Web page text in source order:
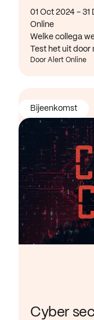
01 Oct 2024 - 31
Online
Welke collega
Test het uit
Door Alert Online
Cyber
Bijeenkomst